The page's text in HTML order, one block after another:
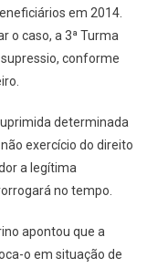
em 2014.
o caso, a 3ª Turma
conforme
determinada
exercício do direito
a legítima
no tempo.
apontou que a
o em situação de